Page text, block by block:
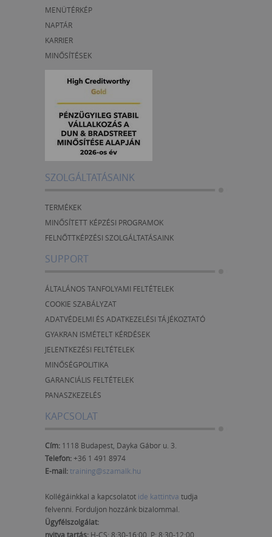
MENÜTÉRKÉP
NAPTÁR
KARRIER
MINŐSÍTÉSEK
SZOLGÁLTATÁSAINK
TERMÉKEK
MINŐSÍTETT KÉPZÉSI PROGRAMOK
FELNŐTTKÉPZÉSI SZOLGÁLTATÁSAINK
SUPPORT
ÁLTALÁNOS TANFOLYAMI FELTÉTELEK
COOKIE SZABÁLYZAT
ADATVÉDELMI ÉS ADATKEZELÉSI TÁJÉKOZTATÓ
GYAKRAN ISMÉTELT KÉRDÉSEK
JELENTKEZÉSI FELTÉTELEK
MINŐSÉGPOLITIKA
GARANCIÁLIS FELTÉTELEK
PANASZKEZELÉS
KAPCSOLAT
Cím: 1118 Budapest, Dayka Gábor u. 3.
Telefon:+36 1 491 8974
E-mail:training@szamalk.hu
Kollégáinkkal a kapcsolatot ide kattintva tudja
felvenni. Forduljon hozzánk bizalommal.
Ügyfélszolgálat:
nyitva tartás: H-CS: 8:30-16:00, P: 8:30-12:00